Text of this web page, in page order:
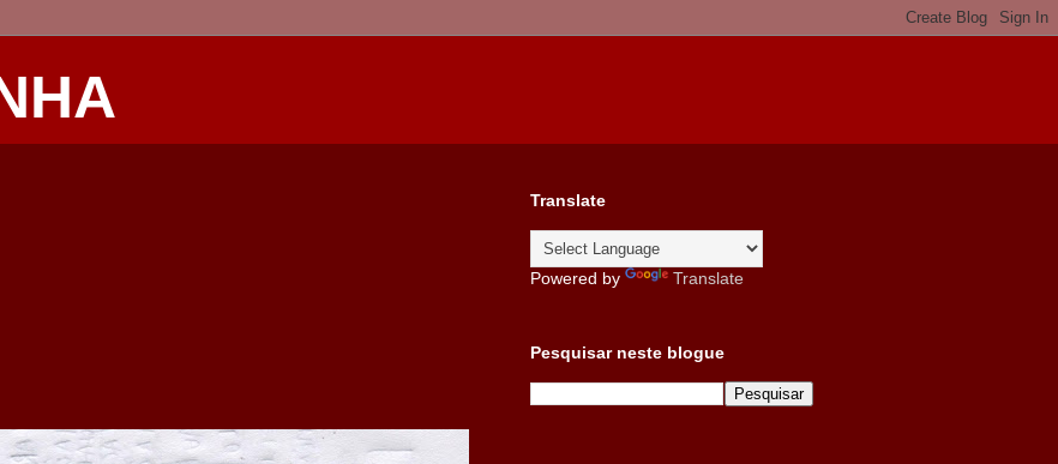
Translate
Powered by Translate
Pesquisar neste blogue